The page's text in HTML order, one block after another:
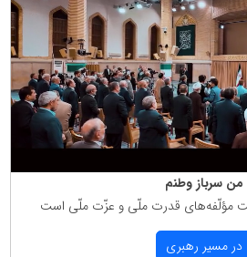
من سرباز وطنم
مؤلّفه‌های قدرت ملّی و عزّت ملّی است
در مسیر رهبری